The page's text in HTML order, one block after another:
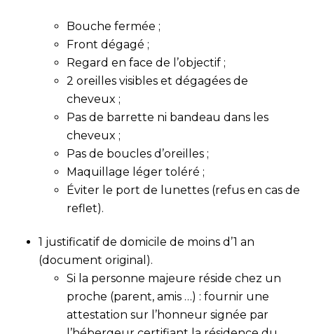
Bouche fermée ;
Front dégagé ;
Regard en face de l’objectif ;
2 oreilles visibles et dégagées de
cheveux ;
Pas de barrette ni bandeau dans les
cheveux ;
Pas de boucles d’oreilles ;
Maquillage léger toléré ;
Éviter le port de lunettes (refus en cas de
reflet).
1 justificatif de domicile de moins d’1 an
(document original).
Si la personne majeure réside chez un
proche (parent, amis …) : fournir une
attestation sur l’honneur signée par